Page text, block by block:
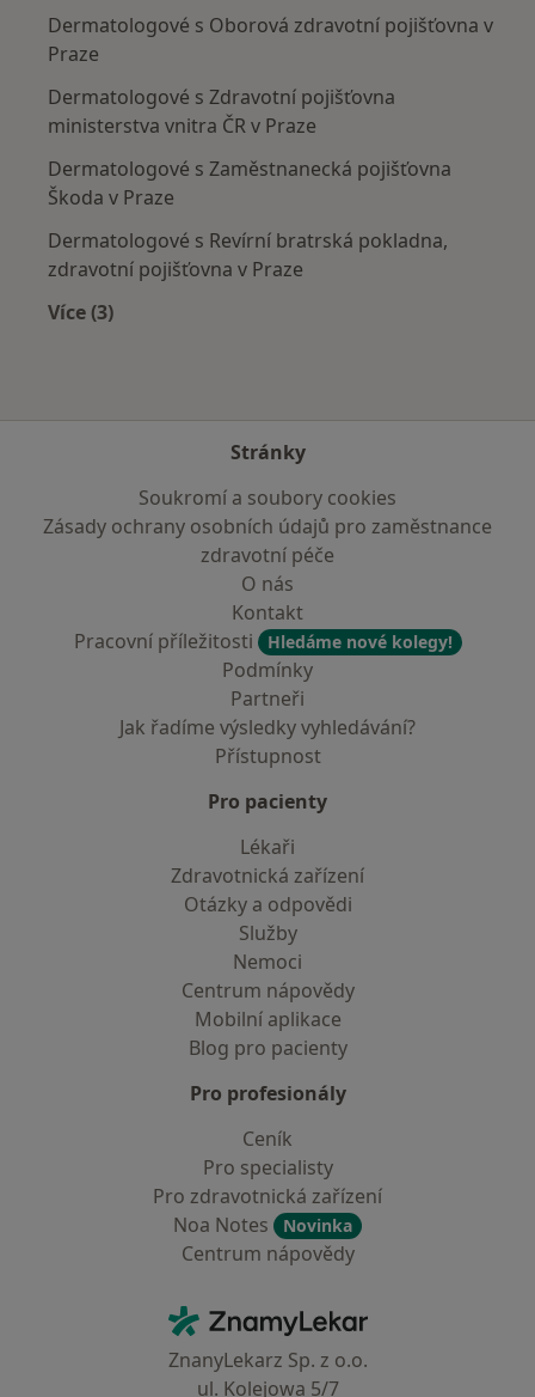
Dermatologové s Oborová zdravotní pojišťovna v
Praze
Dermatologové s Zdravotní pojišťovna
ministerstva vnitra ČR v Praze
Dermatologové s Zaměstnanecká pojišťovna
Škoda v Praze
Dermatologové s Revírní bratrská pokladna,
zdravotní pojišťovna v Praze
Více (3)
Stránky
Soukromí a soubory cookies
Zásady ochrany osobních údajů pro zaměstnance
zdravotní péče
O nás
Kontakt
Pracovní příležitosti
Hledáme nové kolegy!
Podmínky
Partneři
Jak řadíme výsledky vyhledávání?
Přístupnost
Pro pacienty
Lékaři
Zdravotnická zařízení
Otázky a odpovědi
Služby
Nemoci
Centrum nápovědy
Mobilní aplikace
Blog pro pacienty
Pro profesionály
Ceník
Pro specialisty
Pro zdravotnická zařízení
Noa Notes
Novinka
Centrum nápovědy
ZnamyLekar - Hlavní stránka
ZnanyLekarz Sp. z o.o.
ul. Kolejowa 5/7